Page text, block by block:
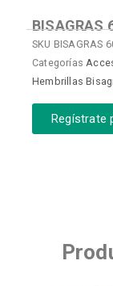
BISAGRAS
SKU BISAGRAS
Categorías
Hembrillas
Regístrate